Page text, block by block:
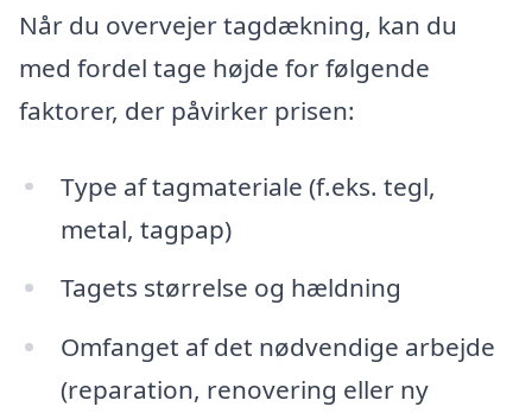
Når du overvejer tagdækning, kan du
med fordel tage højde for følgende
faktorer, der påvirker prisen:
Type af tagmateriale (f.eks. tegl,
metal, tagpap)
Tagets størrelse og hældning
Omfanget af det nødvendige arbejde
(reparation, renovering eller ny